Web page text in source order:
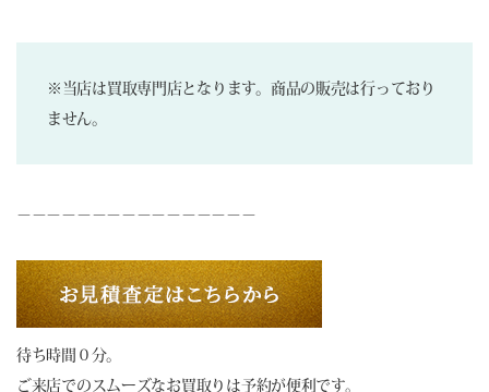
※当店は買取専門店となります。商品の販売は行っており
ません。
－－－－－－－－－－－－－－－－
待ち時間０分。
ご来店でのスムーズなお買取りは予約が便利です。